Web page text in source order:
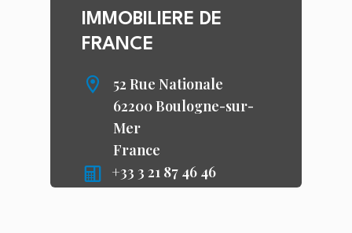
IMMOBILIERE DE
FRANCE
52 Rue Nationale
62200 Boulogne-sur-
Mer
France
+33 3 21 87 46 46